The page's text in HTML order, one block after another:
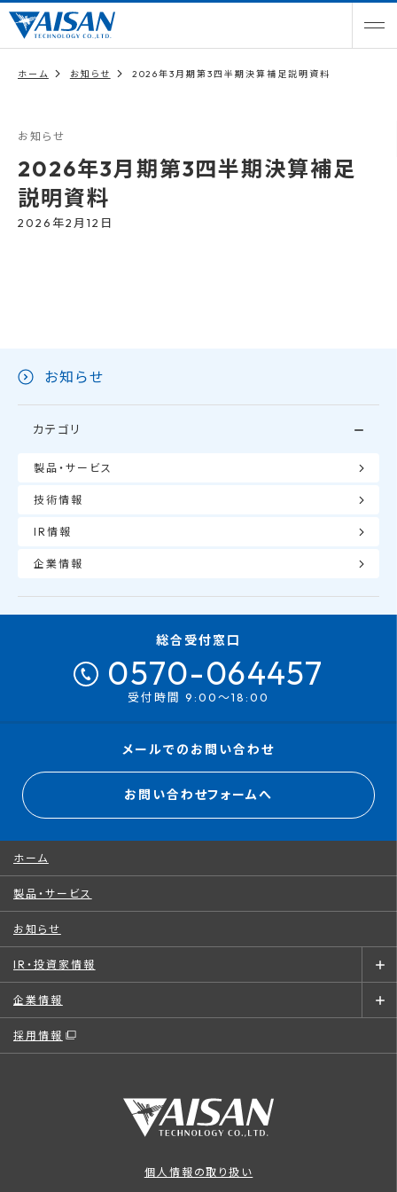
ホーム お知らせ 2026年3月期第3四半期決算補足説明資料
お知らせ
2026年3月期第3四半期決算補足
説明資料
2026年2月12日
お知らせ
カテゴリ
製品・サービス
技術情報
IR情報
企業情報
総合受付窓口
0570-064457
受付時間 9:00～18:00
メールでのお問い合わせ
お問い合わせフォームへ
ホーム
製品・サービス
お知らせ
IR・投資家情報
企業情報
採用情報
個人情報の取り扱い